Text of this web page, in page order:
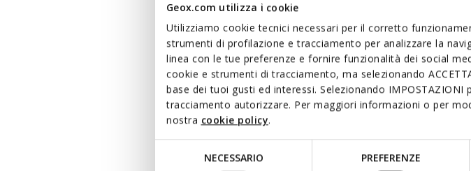
Geox.com utilizza i cookie
Utilizziamo cookie tecnici necessari per il corretto
strumenti di profilazione e tracciamento per analizzare la
linea con le tue preferenze e fornire funzionalità dei social
cookie e strumenti di tracciamento, ma selezionando
base dei tuoi gusti ed interessi. Selezionando
tracciamento autorizzare. Per maggiori informazioni o per
nostra cookie policy.
NECESSARIO PREFERENZE
TWO-PACK SOCKS WOMAN
Long socks